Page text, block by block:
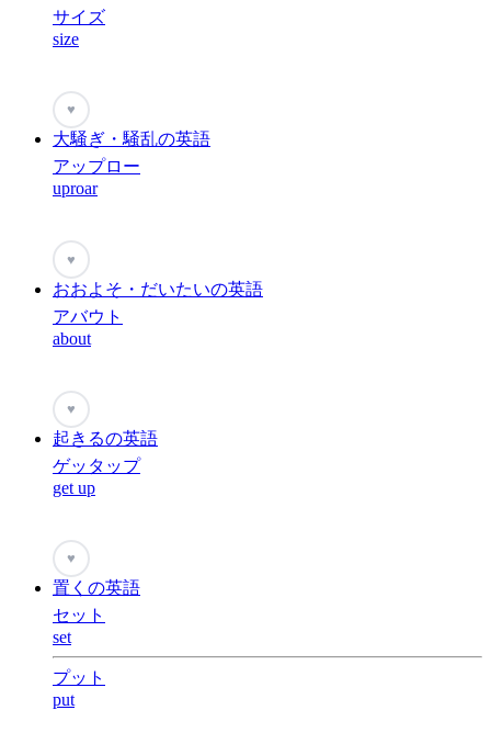
サイズ
size
♥
大騒ぎ・騒乱の英語
アップロー
uproar
♥
おおよそ・だいたいの英語
アバウト
about
♥
起きるの英語
ゲッタップ
get up
♥
置くの英語
セット
set
プット
put